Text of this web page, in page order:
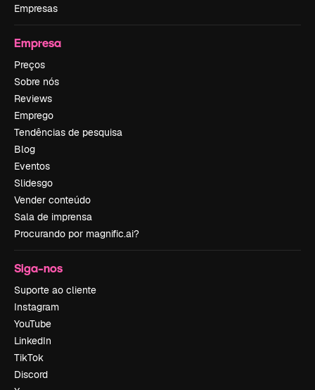
Empresas
Empresa
Preços
Sobre nós
Reviews
Emprego
Tendências de pesquisa
Blog
Eventos
Slidesgo
Vender conteúdo
Sala de imprensa
Procurando por magnific.ai?
Siga-nos
Suporte ao cliente
Instagram
YouTube
LinkedIn
TikTok
Discord